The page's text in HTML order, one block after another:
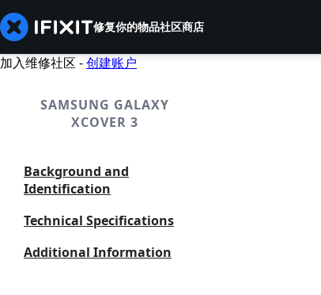
修复你的物品社区商店
加入维修社区 -创建账户
SAMSUNG GALAXY
XCOVER 3
Background and
Identification
Technical Specifications
Additional Information